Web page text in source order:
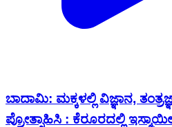
ಬಾದಾಮಿ: ಮಕ್ಕಳಲ್ಲಿ ವಿಜ್ಞಾನ,
ಪ್ರೋತ್ಸಾಹಿಸಿ : ಕೆರೂರದಲ್ಲಿ